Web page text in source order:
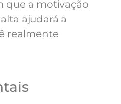
que a motivação
ajudará a
realmente